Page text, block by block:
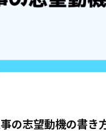
事の志望動機の書き